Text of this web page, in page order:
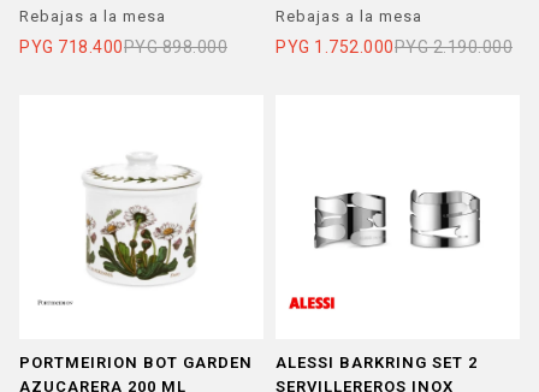
Rebajas a la mesa
PYG 718.400PYG 898.000
LUCCHI ROJA INDUCCION
Rebajas a la mesa
PYG 1.752.000PYG 2.190.000
PORTMEIRION BOT GARDEN
AZUCARERA 200 ML
ALESSI BARKRING SET 2
SERVILLEREROS INOX